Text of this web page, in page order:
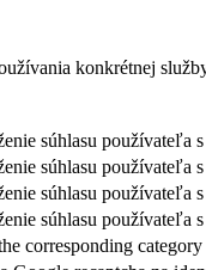
konkrétnej
súhlasu
súhlasu používateľa
súhlasu
súhlasu používateľa
corresponding